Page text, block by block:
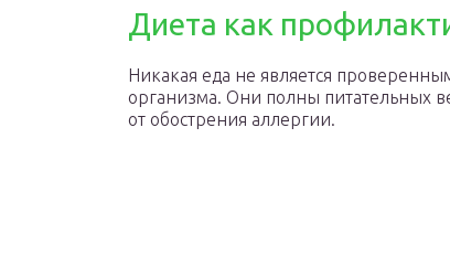
Диета как
Никакая еда не является
организма. Они полны питательных
от обострения аллергии.